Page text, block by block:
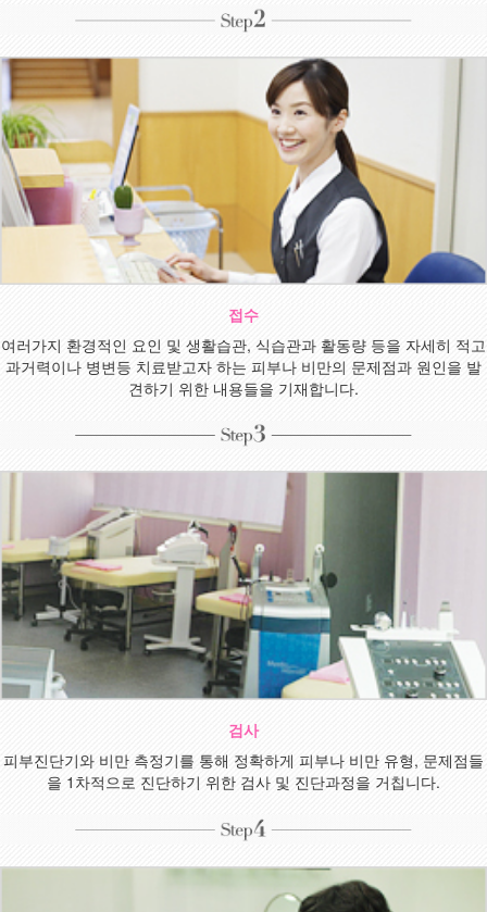
접수
여러가지 환경적인 요인 및 생활습관, 식습관과 활동량 등을 자세히 적고
과거력이나 병변등 치료받고자 하는 피부나 비만의 문제점과 원인을 발
견하기 위한 내용들을 기재합니다.
검사
피부진단기와 비만 측정기를 통해 정확하게 피부나 비만 유형, 문제점들
을 1차적으로 진단하기 위한 검사 및 진단과정을 거칩니다.